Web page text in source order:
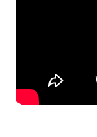
WORKSHOP